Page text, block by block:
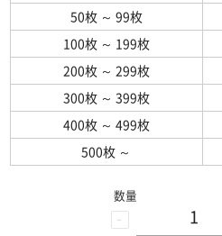
50枚 ～ 99枚
100枚 ～ 199枚
200枚 ～ 299枚
300枚 ～ 399枚
400枚 ～ 499枚
500枚 ～
-
数量